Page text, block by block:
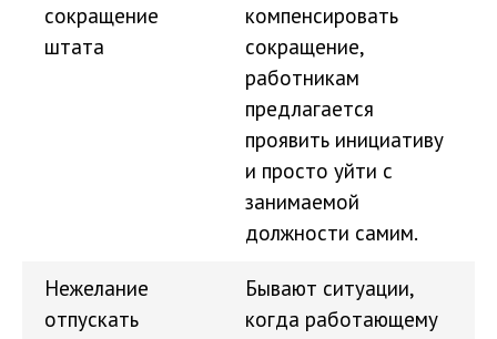
сокращение
штата
компенсировать
сокращение,
работникам
предлагается
проявить инициативу
и просто уйти с
занимаемой
должности самим.
Нежелание
отпускать
Бывают ситуации,
когда работающему